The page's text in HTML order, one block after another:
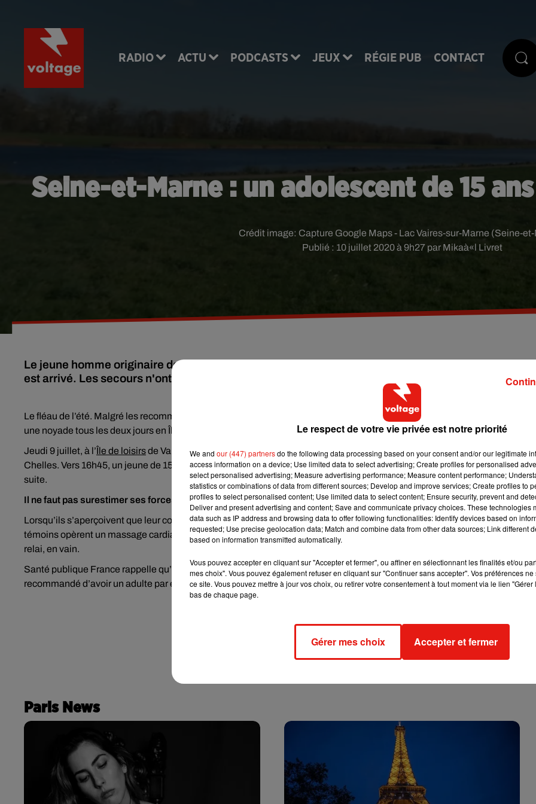
RADIO ACTU PODCASTS JEUX RÉGIE PUB CONTACT
Seine-et-Marne : un adolescent de 15
Publié : 10 juillet 2020 à 9h27 par Mikaà«l Livret
Crédit image: Capture Google Maps - Lac Vaires-sur-Marne (Seine-
Le jeune homme originaire de Seine-Saint-Denis se baignait avec un groupe d'amis, quand le
est arrivé. Les secours n'ont rien pu faire.
Le fléau de l’été. Malgré les recommandations et les appels à la prudence, chaque été, les secours déplorent en moyenne
une noyade tous les deux jours en Île-de-France.
Jeudi 9 juillet, à l’Île de loisirsde Vaires-sur-Marne (Seine-et-Marne), un groupe d’amis se baigne dans le lac, du côté de
Chelles. Vers 16h45, un jeune de 15 ans, originaire de Seine-Saint-Denis, panique. Ses amis ne le remarque pas tout de
suite.
Il ne faut pas surestimer ses forces lors d’une baignade
Lorsqu’ils s’aperçoivent que leur copain n’est plus là, ils appellent à l’aide. L’adolescent gît inanimé dans l’eau. Les
témoins opèrent un massage cardiaque, en attendant l’arrivée des secours. Les pompiers, une fois sur place, prennent le
relai, en vain.
Santé publique France rappelle qu’il ne faut pas surestimer ses forces lors d’une baignade. Pour les plus jeunes, il est
recommandé d’avoir un adulte par enfant dans l'eau et qui ne le lâche pas des yeux, même s'il porte des brassards.
Paris News
Le respect de votre vie privée est notre priorité
We and our (447) partnersdo the following data processing based on your consent and/or our legitimate
access information on a device; Use limited data to select advertising; Create profiles for personalised
select personalised advertising; Measure advertising performance; Measure content performance;
statistics or combinations of data from different sources; Develop and improve services; Create profiles to
profiles to select personalised content; Use limited data to select content; Ensure security, prevent and
Deliver and present advertising and content; Save and communicate privacy choices. These technologies
data such as IP address and browsing data to offer following functionalities: Identify devices based on
requested; Use precise geolocation data; Match and combine data from other data sources; Link different
based on information transmitted automatically.
Vous pouvez accepter en cliquant sur "Accepter et fermer", ou affiner en sélectionnant les finalités et/ou
mes choix". Vous pouvez également refuser en cliquant sur "Continuer sans accepter". Vos préférences
ce site. Vous pouvez mettre à jour vos choix, ou retirer votre consentement à tout moment via le lien
bas de chaque page.
Gérer mes choix Accepter et fermer